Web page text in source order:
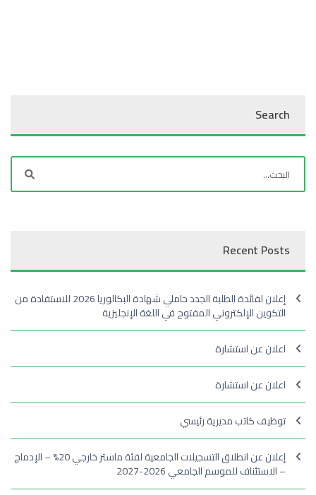
Search
Recent Posts
إعلان لفائدة الطلبة الجدد حاملي شهادة البكالوريا 2026 للاستفادة من
التكوين الإلكتروني المفتوح في اللغة الإنجليزية
اعلان عن استشارة
اعلان عن استشارة
توظيف كاتب مديرية رئيسي
إعلان عن انطلاق التسجيلات الجامعية لفئة ماستر خارجي 20% – الإدماج
– الاستئناف للموسم الجامعي 2026-2027